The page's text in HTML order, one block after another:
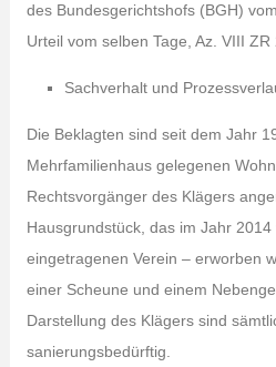
des Bundesgerichtshofs (BGH)
Urteil vom selben Tage, Az. VIII ZR
Sachverhalt und
Die Beklagten sind seit dem Jahr
Mehrfamilienhaus gelegenen
Rechtsvorgänger des Klägers
Hausgrundstück, das im Jahr
eingetragenen Verein – erworben
einer Scheune und einem
Darstellung des Klägers sind
sanierungsbedürftig.